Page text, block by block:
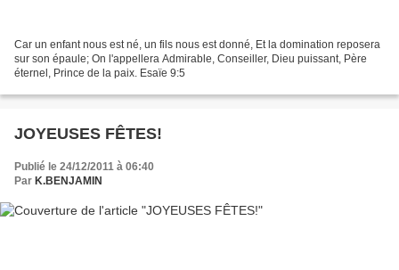
Car un enfant nous est né, un fils nous est donné, Et la domination reposera
sur son épaule; On l'appellera Admirable, Conseiller, Dieu puissant, Père
éternel, Prince de la paix. Esaïe 9:5
JOYEUSES FÊTES!
Publié le 24/12/2011 à 06:40
Par K.BENJAMIN